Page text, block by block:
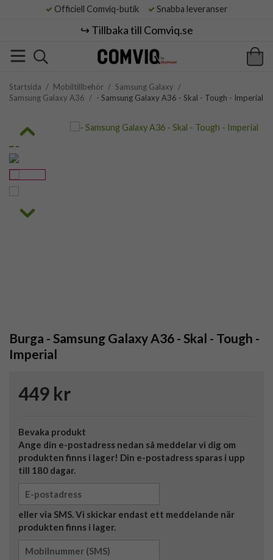
Officiell Comviq-butik Snabba leveranser
↪️ Tillbaka till Comviq.se
Startsida / Mobiltillbehör / Samsung Galaxy /
Samsung Galaxy A36 / - Samsung Galaxy A36 - Skal - Tough - Imperial
Burga - Samsung Galaxy A36 - Skal - Tough -
Imperial
449 kr
Bevaka produkt
Ange din e-postadress nedan så meddelar vi dig om
produkten finns i lager! Din e-postadress sparas i upp
till 180 dagar.
eller via SMS. Vi skickar endast ett meddelande när
produkten finns i lager.